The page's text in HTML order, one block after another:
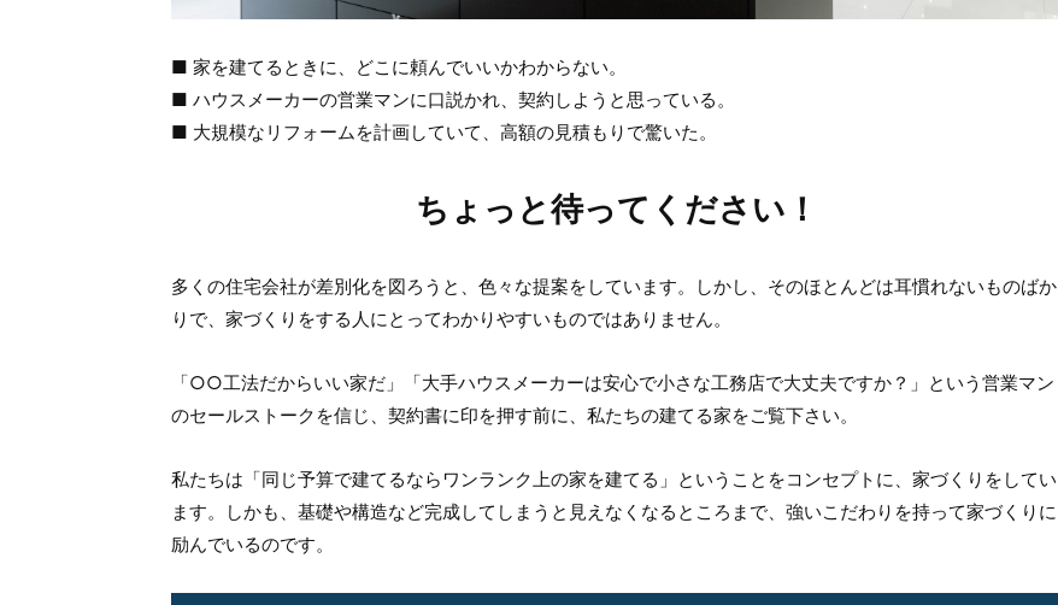
■ 家を建てるときに、どこに頼んでいいかわからない。
■ ハウスメーカーの営業マンに口説かれ、契約しようと思っている。
■ 大規模なリフォームを計画していて、高額の見積もりで驚いた。
ちょっと待ってください！
多くの住宅会社が差別化を図ろうと、色々な提案をしています。しかし、そのほとんどは耳慣れないものばか
りで、家づくりをする人にとってわかりやすいものではありません。
「○○工法だからいい家だ」「大手ハウスメーカーは安心で小さな工務店で大丈夫ですか？」という営業マン
のセールストークを信じ、契約書に印を押す前に、私たちの建てる家をご覧下さい。
私たちは「同じ予算で建てるならワンランク上の家を建てる」ということをコンセプトに、家づくりをしてい
ます。しかも、基礎や構造など完成してしまうと見えなくなるところまで、強いこだわりを持って家づくりに
励んでいるのです。